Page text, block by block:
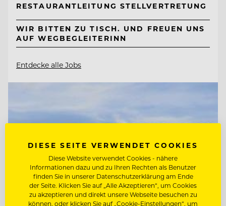
RESTAURANTLEITUNG STELLVERTRETUNG
WIR BITTEN ZU TISCH. UND FREUEN UNS
AUF WEGBEGLEITERINN
Entdecke alle Jobs
DIESE SEITE VERWENDET COOKIES
Diese Website verwendet Cookies - nähere
Informationen dazu und zu Ihren Rechten als Benutzer
finden Sie in unserer Datenschutzerklärung am Ende
der Seite. Klicken Sie auf „Alle Akzeptieren“, um Cookies
zu akzeptieren und direkt unsere Webseite besuchen zu
können, oder klicken Sie auf „Cookie-Einstellungen“, um